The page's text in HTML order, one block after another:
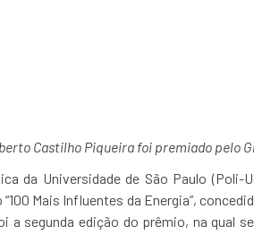
Castilho Piqueira foi premiado pelo
da Universidade de São Paulo (Poli-
“100 Mais Influentes da Energia”,
a segunda edição do prêmio, na qual